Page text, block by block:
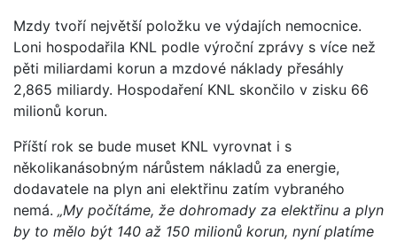
Mzdy tvoří největší položku ve výdajích nemocnice.
Loni hospodařila KNL podle výroční zprávy s více než
pěti miliardami korun a mzdové náklady přesáhly
2,865 miliardy. Hospodaření KNL skončilo v zisku 66
milionů korun.
Příští rok se bude muset KNL vyrovnat i s
několikanásobným nárůstem nákladů za energie,
dodavatele na plyn ani elektřinu zatím vybraného
nemá. „My počítáme, že dohromady za elektřinu a plyn
by to mělo být 140 až 150 milionů korun, nyní platíme